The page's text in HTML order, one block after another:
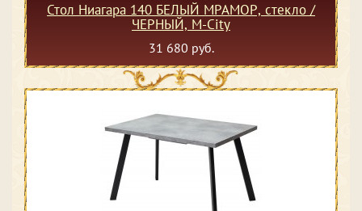
Стол Ниагара 140 БЕЛЫЙ МРАМОР, стекло /
ЧЕРНЫЙ, М-City
31 680 руб.